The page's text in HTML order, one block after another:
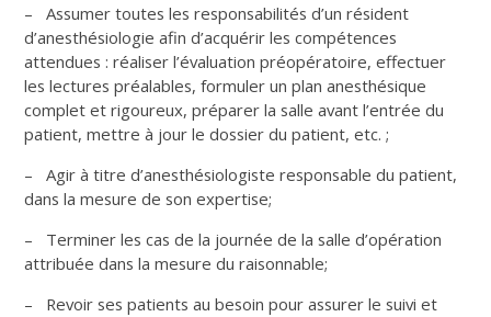
– Assumer toutes les responsabilités d’un résident
d’anesthésiologie afin d’acquérir les compétences
attendues : réaliser l’évaluation préopératoire, effectuer
les lectures préalables, formuler un plan anesthésique
complet et rigoureux, préparer la salle avant l’entrée du
patient, mettre à jour le dossier du patient, etc. ;
– Agir à titre d’anesthésiologiste responsable du patient,
dans la mesure de son expertise;
– Terminer les cas de la journée de la salle d’opération
attribuée dans la mesure du raisonnable;
– Revoir ses patients au besoin pour assurer le suivi et